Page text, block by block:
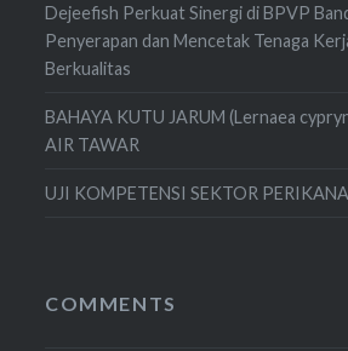
Dejeefish Perkuat Sinergi di BPVP
Penyerapan dan Mencetak Tenaga
Berkualitas
BAHAYA KUTU JARUM (Lernaea
AIR TAWAR
UJI KOMPETENSI SEKTOR
COMMENTS